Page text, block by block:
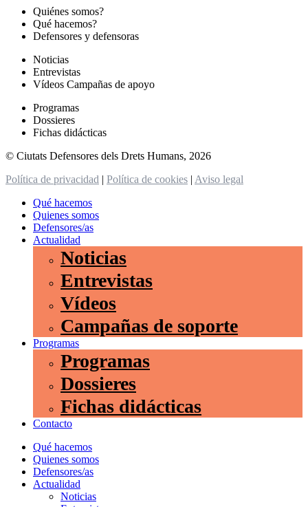
Quiénes somos?
Qué hacemos?
Defensores y defensoras
Noticias
Entrevistas
Vídeos Campañas de apoyo
Programas
Dossieres
Fichas didácticas
© Ciutats Defensores dels Drets Humans, 2026
Política de privacidad | Política de cookies | Aviso legal
Qué hacemos
Quienes somos
Defensores/as
Actualidad
Noticias
Entrevistas
Vídeos
Campañas de soporte
Programas
Programas
Dossieres
Fichas didácticas
Contacto
Qué hacemos
Quienes somos
Defensores/as
Actualidad
Noticias